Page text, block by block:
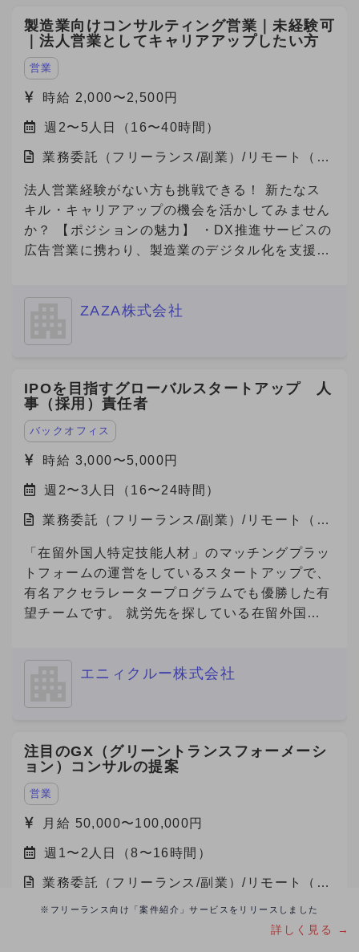
製造業向けコンサルティング営業｜未経験可
｜法人営業としてキャリアアップしたい方
営業
時給 2,000〜2,500円
週2〜5人日（16〜40時間）
業務委託（フリーランス/副業）/リモート（在
法人営業経験がない方も挑戦できる！ 新たなス
キル・キャリアアップの機会を活かしてみません
か？ 【ポジションの魅力】 ・DX推進サービスの
広告営業に携わり、製造業のデジタル化を支援す
迎するフラットな文化があります！ ・成果が報
す！ 【自社の説明】 わたしたちZAZA株式会社
は、「未来を実装する。」をミッションに、 製
造業と旅行プラットフォームの領域で革新を起こ
すスタートアップ企業です。 主力事業である
「Metoree（メトリー）」は、産業用製品に特化
した比較・検索プラットフォームで、 製造業界
のエンジニアや研究者が、最適な製品を選び、効
率的に比較検討できる仕組みを提供しています。
★「産業用製品がすぐにみつかる」というキャッ
チフレーズとともに、製品選定に悩む方々に対し
て「まずはメトリーで検索する」という認知拡大
のためにCM放映中です。
『Metoree』 https://metoree.com/ ★導入事例は
集の背景】 製造業界でもデジタルシフトが加速
流になりつつあります。 この変化を捉え、
「Metoree」への掲載を通じたリード獲得を支援
する需要が急拡大しています。 より多くの製造
るため、 セールス組織の拡大・強化のため増員
を検討しています。 【セールスチームの特徴】
の高いメンバーが刺激しあい切磋琢磨していま
す。 また、メンバー（マネジメント未経験）か
らリーダー・マネージャーに昇格したメンバーも
ZAZA株式会社
IPOを目指すグローバルスタートアップ 人
事（採用）責任者
バックオフィス
時給 3,000〜5,000円
週2〜3人日（16〜24時間）
業務委託（フリーランス/副業）/リモート（在
「在留外国人特定技能人材」のマッチングプラッ
トフォームの運営をしているスタートアップで、
有名アクセラレータープログラムでも優勝した有
望チームです。 就労先を探している在留外国人
り、現在数万人の外国人労働者が登録しており、
なる拡大や将来的なIPOを見据え、将来的な経営
チームへの参画を視野に入れながら、急成長スタ
ートアップにおいて、中途人材採用を戦略の立案
から実施までリードいただける方を募集いたしま
す。 ■ご応募（興味あり）にあたり■ 【必須1】
プロフィール（社歴、業務ご経験）詳細をご記載
ください。 【必須2】下記、「副業からの転職」
【必須3】バックグラウンドについても選考の参
考にさせていただいておりますので、大学・学
エニィクルー株式会社
注目のGX（グリーントランスフォーメーシ
ョン）コンサルの提案
営業
月給 50,000〜100,000円
週1〜2人日（8〜16時間）
業務委託（フリーランス/副業）/リモート（在
株式会社アクトプロは企業のグリーントランスフ
ォーメーション（GX）を支援するコンサルティ
※フリーランス向け「案件紹介」サービスをリリースしました
詳しく見る →